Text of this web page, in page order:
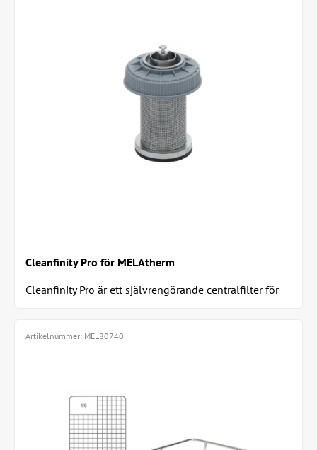
Cleanfinity Pro för MELAtherm
Cleanfinity Pro är ett självrengörande centralfilter för
Artikelnummer: MEL80740